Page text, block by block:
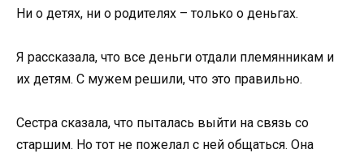
Ни о детях, ни о родителях – только о деньгах.
Я рассказала, что все деньги отдали племянникам и
их детям. С мужем решили, что это правильно.
Сестра сказала, что пыталась выйти на связь со
старшим. Но тот не пожелал с ней общаться. Она